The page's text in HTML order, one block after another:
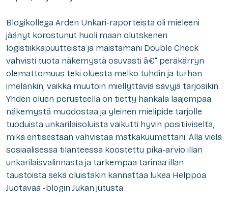
Blogikollega Arden Unkari-raporteista oli mieleeni
jäänyt korostunut huoli maan olutskenen
logistiikkapuutteista ja maistamani Double Check
vahvisti tuota näkemystä osuvasti â€“ peräkärryn
olemattomuus teki oluesta melko tuhdin ja turhan
imelänkin, vaikka muutoin miellyttäviä sävyjä tarjosikin.
Yhden oluen perusteella on tietty hankala laajempaa
näkemystä muodostaa ja yleinen mielipide tarjolle
tuoduista unkarilaisoluista vaikutti hyvin positiiviselta,
mikä entisestään vahvistaa matkakuumettani. Alla vielä
sosiaalisessa tilanteessa koostettu pika-arvio illan
unkarilaisvalinnasta ja tarkempaa tarinaa illan
taustoista sekä oluistakin kannattaa lukea Helppoa
Juotavaa -blogin Jukan jutusta: